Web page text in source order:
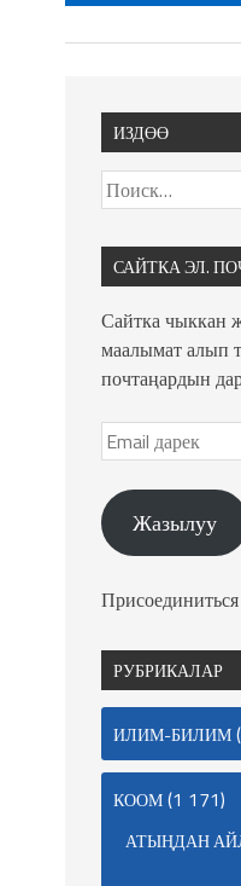
ИЗДӨӨ
САЙТКА ЭЛ.
Сайтка чыккан
маалымат алып
почтаңардын
Жазылуу
РУБРИКАЛАР
ИЛИМ-БИЛИМ
КООМ(1 171)
АТЫҢДАН